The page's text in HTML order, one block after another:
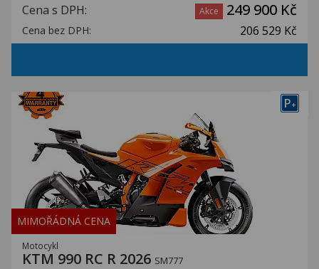
Cena s DPH: Akce 249 900 Kč
Cena bez DPH: 206 529 Kč
P+
MIMOŘÁDNÁ CENA
Motocykl
KTM 990 RC R 2026 SM777